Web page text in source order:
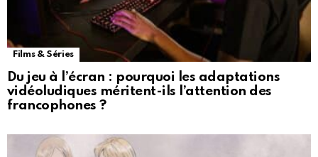
Films & Séries
Du jeu à l’écran : pourquoi les adaptations
vidéoludiques méritent-ils l’attention des
francophones ?